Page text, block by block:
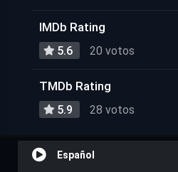
IMDb Rating
5.6 20 votos
TMDb Rating
5.9 28 votos
Español